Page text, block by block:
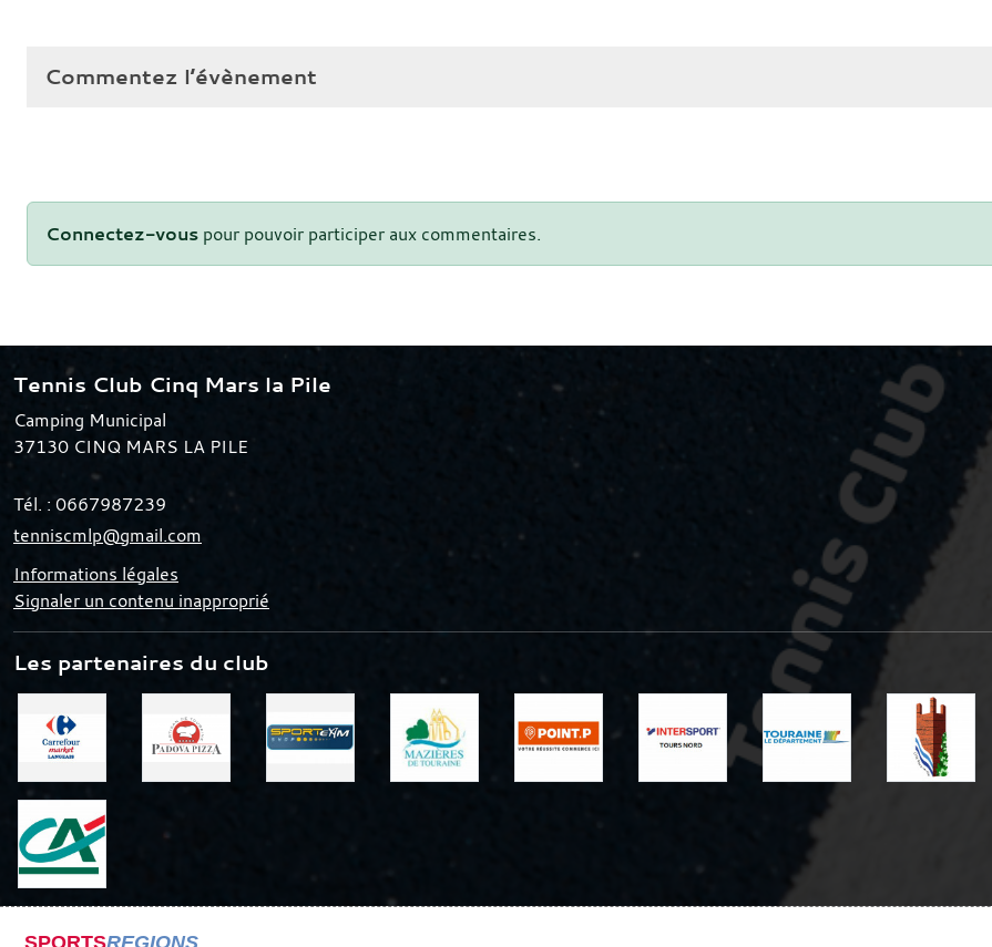
Commentez l’évènement
Connectez-vous pour pouvoir participer aux commentaires.
Tennis Club Cinq Mars la Pile
Camping Municipal
37130 CINQ MARS LA PILE
Tél. : 0667987239
tenniscmlp@gmail.com
Informations légales
Signaler un contenu inapproprié
Les partenaires du club
SPORTSREGIONS